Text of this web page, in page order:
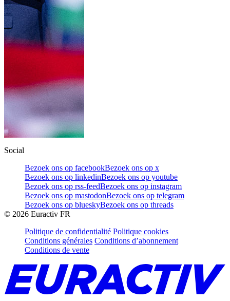
Social
Bezoek ons op facebookBezoek ons op x
Bezoek ons op linkedinBezoek ons op youtube
Bezoek ons op rss-feedBezoek ons op instagram
Bezoek ons op mastodonBezoek ons op telegram
Bezoek ons op blueskyBezoek ons op threads
© 2026 Euractiv FR
Politique de confidentialité Politique cookies
Conditions générales Conditions d’abonnement
Conditions de vente